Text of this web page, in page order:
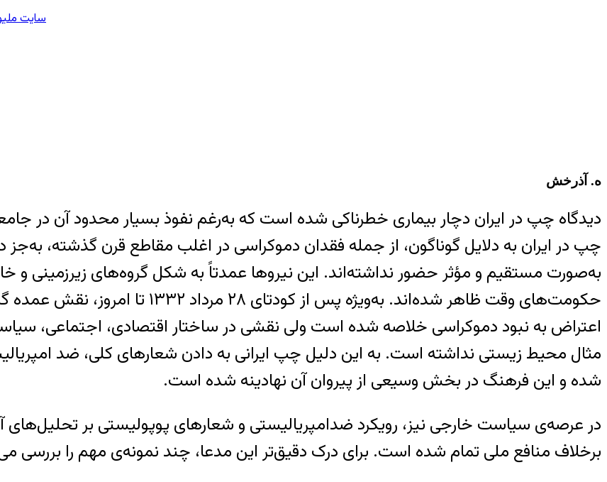
سایت
ه. آذرخش
دیدگاه چپ در ایران دچار بیماری خطرناکی شده است که به‌رغم نفوذ بسیار محدود آن در
چپ در ایران به دلایل گوناگون، از جمله فقدان دموکراسی در اغلب مقاطع قرن گذشته،
به‌صورت مستقیم و مؤثر حضور نداشته‌اند. این نیروها عمدتاً به شکل گروه‌های زیرزمینی و
حکومت‌های وقت ظاهر شده‌اند. به‌ویژه پس
اعتراض به نبود دموکراسی خلاصه شده است ولی نقشی در ساختار اقتصادی، اجتماعی،
مثال محیط زیستی نداشته است. به این دلیل چپ ایرانی به دادن شعارهای کلی، ضد
شده و این فرهنگ در بخش وسیعی از پیروان آن نهادینه شده است.
در عرصه‌ی سیاست خارجی نیز، رویکرد ضدامپریالیستی و شعارهای پوپولیستی بر تحلیل‌های
برخلاف منافع ملی تمام شده است. برای درک دقیق‌تر این مدعا، چند نمونه‌ی مهم را بررسی